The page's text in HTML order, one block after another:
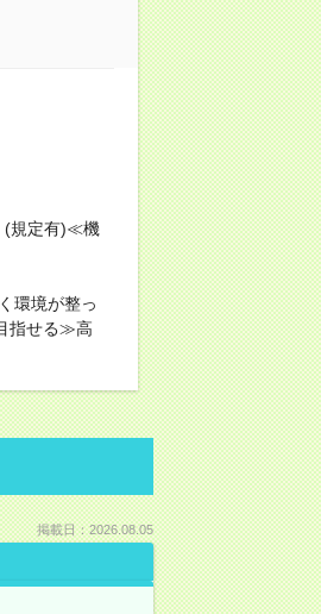
(規定有)≪機
環境が整っ
指せる≫高
掲載日：2026.08.05